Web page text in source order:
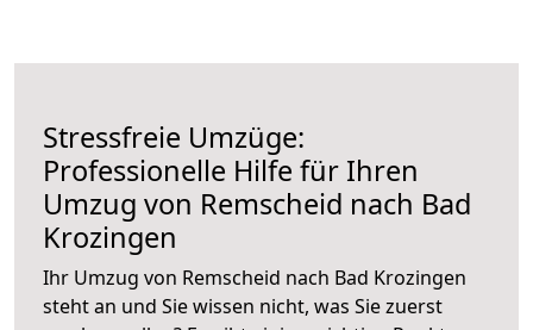
Stressfreie Umzüge:
Professionelle Hilfe für Ihren
Umzug von Remscheid nach Bad
Krozingen
Ihr Umzug von Remscheid nach Bad Krozingen
steht an und Sie wissen nicht, was Sie zuerst